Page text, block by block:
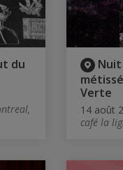
du
Verte
14 août
café la